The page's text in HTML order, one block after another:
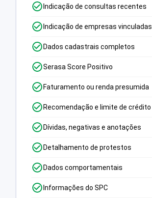
Indicação de consultas recentes
Indicação de empresas vinculadas
Dados cadastrais completos
Serasa Score Positivo
Faturamento ou renda presumida
Recomendação e limite de crédito
Dívidas, negativas e anotações
Detalhamento de protestos
Dados comportamentais
Informações do SPC